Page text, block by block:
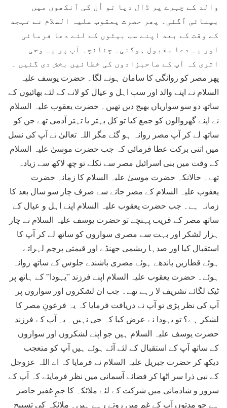
والد کے چہرے پر ڈال دیا تو اُن کی آنکھوں میں
بینائی آگئی۔ پھر حضرت یعقوب علیہ السلام نے تہجد
کے وقت کے بعد اپنے سب بیٹوں کے لئے دعا فرمائی
اور یہ دعا مقبول ہوگئی۔ چنانچہ آپ پر یہ وحی
اتری کہ آپ کے صاحبزادوں کی خطائیں بخش دی گئیں ۔
پھر مصر کو روانگی کا سامان ہونے لگا۔ حضرت یوسف علیہ
السلام نے اپنے والد اور سب اہل و عیال کو لانے کے لئے بھائیوں کے
ساتھ دو سو سواریاں بھیج دیں تھیں۔ حضرت یعقوب علیہ السلام
نے اپنے گھروالوں کو جمع کیا تو کل بہتر یا تہتر آدمی تھے جن کو
ساتھ لے کر آپ مصر روانہ ہو گئے مگر اللہ تعالیٰ نے آپ کی نسل
میں اتنی برکت عطا فرمائی کہ جب حضرت موسیٰ علیہ السلام
کے وقت میں بنی اسرائیل مصر سے نکلے تو چھ لاکھ سے زیادہ
تھے۔ حالانکہ حضرت موسیٰ علیہ السلام کا زمانہ حضرت
یعقوب علیہ السلام کے مصر جانے سے صرف چار سو سال بعد کا
زمانہ ہے۔ جب حضرت یعقوب علیہ السلام اپنے اہل و عیال کے
ساتھ مصر کے قریب پہنچے تو حضرت یوسف علیہ السلام نے چار
ہزار لشکر اور بہت سے مصری سواروں کو ساتھ لے کر آپ کا
استقبال کیا اور صدہا ریشمی جھنڈے اور قیمتی پرچم لہراتے
ہوئے قطاریں باندھے ہوئے مصری باشندے جلوس کے ساتھ روانہ
ہوئے۔ حضرت یعقوب علیہ السلام اپنے فرزند ”یہودا” کے ہاتھ پر
ٹیک لگائے تشریف لا رہے تھے۔ جب ان لشکروں اور سواروں پر
آپ کی نظر پڑی تو آپ نے دریافت فرمایا کہ یہ فرعونِ مصر کا
لشکر ہے؟ تو یہودا نے عرض کیا کہ جی نہیں۔ یہ آپ کے فرزند
حضرت یوسف علیہ السلام ہیں جو اپنے لشکروں اور سواروں
کے ساتھ آپ کے استقبال کے لئے آئے ہوئے ہیں آپ کو متعجب
دیکھ کر حضرت جبریل علیہ السلام نے فرمایا کہ اے اللہ عزوجل
کے نبی ذرا سر اٹھا کر فضائے آسمانی میں نظر فرمایئے کہ آپ کے
سرور و شادمانی میں شرکت کے لئے ملائکہ کا جمِ غفیر حاضر
ہے جو مدتوں آپ کے غم میں روتے رہے ہیں۔ ملائکہ کی تسبیح